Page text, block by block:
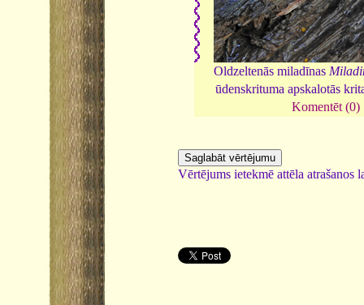
Oldzeltenās miladīnas
ūdenskrituma apskalotās
Komentēt (0)
Vērtējums ietekmē attēla atrašanos